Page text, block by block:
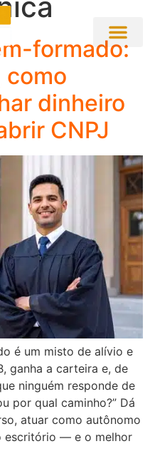
formado:
como
dinheiro
CNPJ
é um misto de alívio e
ganha a carteira e, de
ninguém responde de
por qual caminho?” Dá
atuar como autônomo
escritório — e o melhor